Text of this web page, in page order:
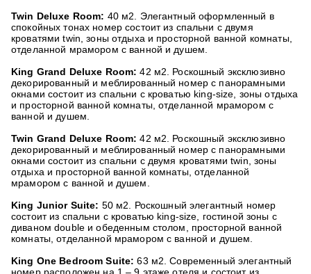
Twin Deluxe Room: 40 м2. Элегантный оформленный в
спокойных тонах номер состоит из спальни с двумя
кроватями twin, зоны отдыха и просторной ванной комнаты,
отделанной мрамором с ванной и душем.
King Grand Deluxe Room: 42 м2. Роскошный эксклюзивно
декорированный и меблированный номер с панорамными
окнами состоит из спальни с кроватью king-size, зоны отдыха
и просторной ванной комнаты, отделанной мрамором с
ванной и душем.
Twin Grand Deluxe Room: 42 м2. Роскошный эксклюзивно
декорированный и меблированный номер с панорамными
окнами состоит из спальни с двумя кроватями twin, зоны
отдыха и просторной ванной комнаты, отделанной
мрамором с ванной и душем.
King Junior Suite: 50 м2. Роскошный элегантный номер
состоит из спальни с кроватью king-size, гостиной зоны с
диваном double и обеденным столом, просторной ванной
комнаты, отделанной мрамором с ванной и душем.
King One Bedroom Suite: 63 м2. Современный элегантный
номер расположен на 1 – 9 этаже отеля и состоит из